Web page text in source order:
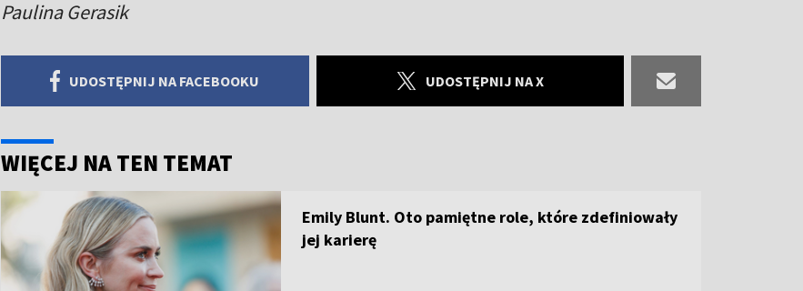
Paulina Gerasik
UDOSTĘPNIJ NA FACEBOOKU UDOSTĘPNIJ NA X
WIĘCEJ NA TEN TEMAT
Emily Blunt. Oto pamiętne role, które zdefiniowały
jej karierę